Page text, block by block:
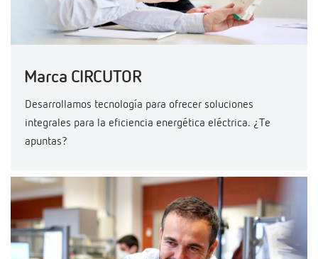
Marca CIRCUTOR
Desarrollamos tecnología para ofrecer soluciones
integrales para la eficiencia energética eléctrica. ¿Te
apuntas?